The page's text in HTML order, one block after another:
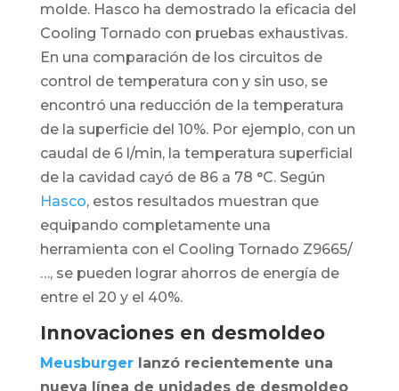
molde. Hasco ha demostrado la eficacia del
Cooling Tornado con pruebas exhaustivas.
En una comparación de los circuitos de
control de temperatura con y sin uso, se
encontró una reducción de la temperatura
de la superficie del 10%. Por ejemplo, con un
caudal de 6 l/min, la temperatura superficial
de la cavidad cayó de 86 a 78 °C. Según
Hasco, estos resultados muestran que
equipando completamente una
herramienta con el Cooling Tornado Z9665/
…, se pueden lograr ahorros de energía de
entre el 20 y el 40%.
Innovaciones en desmoldeo
Meusburgerlanzó recientemente una
nueva línea de unidades de desmoldeo